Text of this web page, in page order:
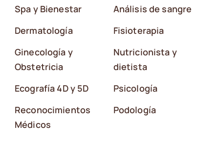
Spa y Bienestar
Dermatología
Ginecología y
Obstetricia
Ecografía 4D y 5D
Reconocimientos
Médicos
Análisis de sangre
Fisioterapia
Nutricionista y
dietista
Psicología
Podología